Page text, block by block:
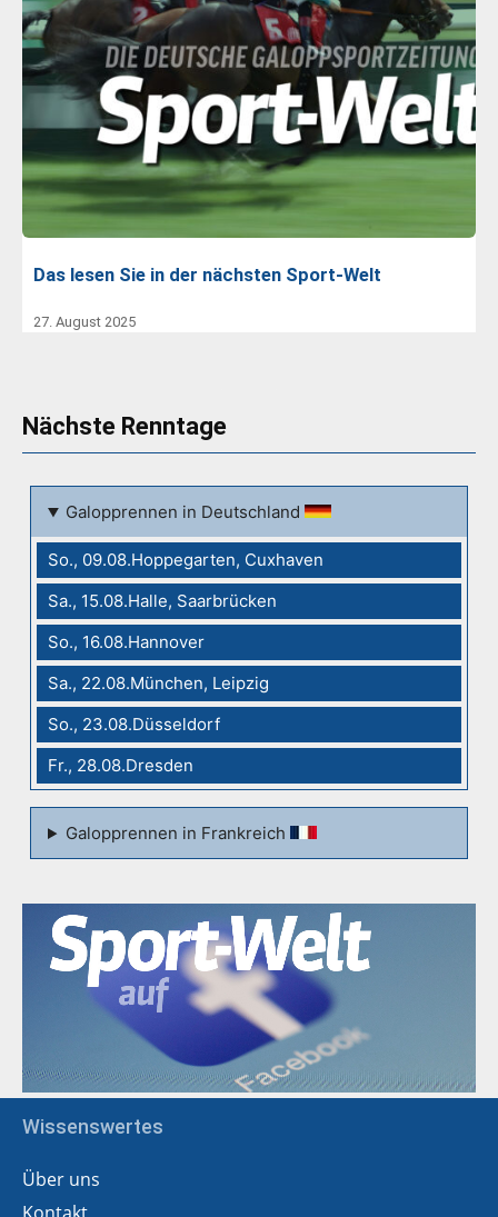
Das lesen Sie in der nächsten Sport-Welt
27. August 2025
Nächste Renntage
Galopprennen in Deutschland
So., 09.08.Hoppegarten, Cuxhaven
Sa., 15.08.Halle, Saarbrücken
So., 16.08.Hannover
Sa., 22.08.München, Leipzig
So., 23.08.Düsseldorf
Fr., 28.08.Dresden
Galopprennen in Frankreich
Wissenswertes
Über uns